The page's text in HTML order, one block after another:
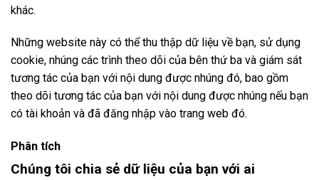
khác.
Những website này có thể thu thập dữ liệu về bạn, sử dụng
cookie, nhúng các trình theo dõi của bên thứ ba và giám sát
tương tác của bạn với nội dung được nhúng đó, bao gồm
theo dõi tương tác của bạn với nội dung được nhúng nếu bạn
có tài khoản và đã đăng nhập vào trang web đó.
Phân tích
Chúng tôi chia sẻ dữ liệu của bạn với ai